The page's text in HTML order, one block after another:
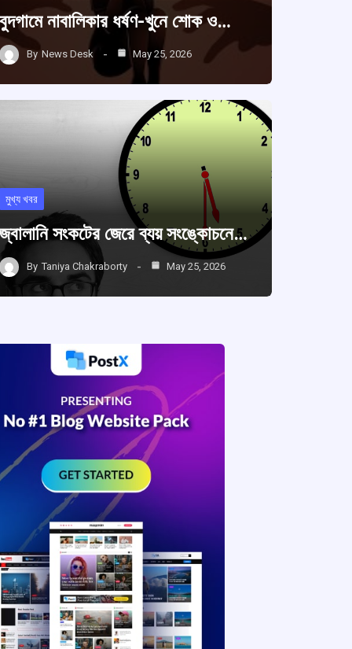
বুদগামে নাবালিকার ধর্ষণ-খুনে শোক ও…
By News Desk May 25, 2026
মুখ্য খবর
জ্বালানি সংকটের জেরে ব্যয় সংঙ্কোচনে…
By Taniya Chakraborty May 25, 2026